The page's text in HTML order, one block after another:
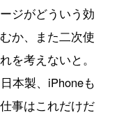
ジがどういう効
か、また二次使
を考えないと。
本製、iPhoneも
事はこれだけだ